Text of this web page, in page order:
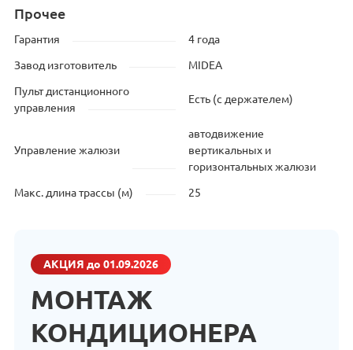
Прочее
Гарантия 4 года
Завод изготовитель MIDEA
Пульт дистанционного
управления
Есть (с держателем)
Управление жалюзи
автодвижение
вертикальных и
горизонтальных жалюзи
Макс. длина трассы (м) 25
АКЦИЯ до 01.09.2026
МОНТАЖ
КОНДИЦИОНЕРА